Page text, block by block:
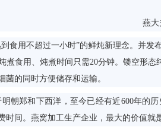
燕大
用不超过一小时”的鲜炖新理念。并发
食用、炖煮时间只需20分钟。镂空形
的同时方便储存和运输。
郑和下西洋，至今已经有近600年的
间。燕窝加工生产企业，最大的价值就